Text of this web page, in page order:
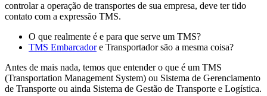
controlar a operação de transportes de sua empresa, deve ter tido
contato com a expressão TMS.
O que realmente é e para que serve um TMS?
TMS Embarcadore Transportador são a mesma coisa?
Antes de mais nada, temos que entender o que é um TMS
(Transportation Management System) ou Sistema de Gerenciamento
de Transporte ou ainda Sistema de Gestão de Transporte e Logística.